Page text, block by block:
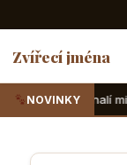
Zvířecí jména
NOVINKY
maskování, které v